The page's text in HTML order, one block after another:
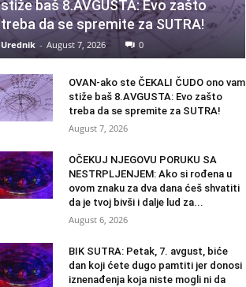
stiže baš 8.AVGUSTA: Evo zašto
treba da se spremite za SUTRA!
Urednik - August 7, 2026 0
OVAN-ako ste ČEKALI ČUDO ono vam
stiže baš 8.AVGUSTA: Evo zašto
treba da se spremite za SUTRA!
August 7, 2026
OČEKUJ NJEGOVU PORUKU SA
NESTRPLJENJEM: Ako si rođena u
ovom znaku za dva dana ćeš shvatiti
da je tvoj bivši i dalje lud za...
August 6, 2026
BIK SUTRA: Petak, 7. avgust, biće
dan koji ćete dugo pamtiti jer donosi
iznenađenja koja niste mogli ni da